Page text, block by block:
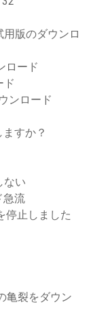
版のダウンロ
ロード
ド
ンロード
すか？
ない
急流
停止しました
亀裂をダウン